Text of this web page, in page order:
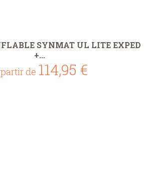
SYNMAT UL LITE EXPED
+...
de 114,95 €